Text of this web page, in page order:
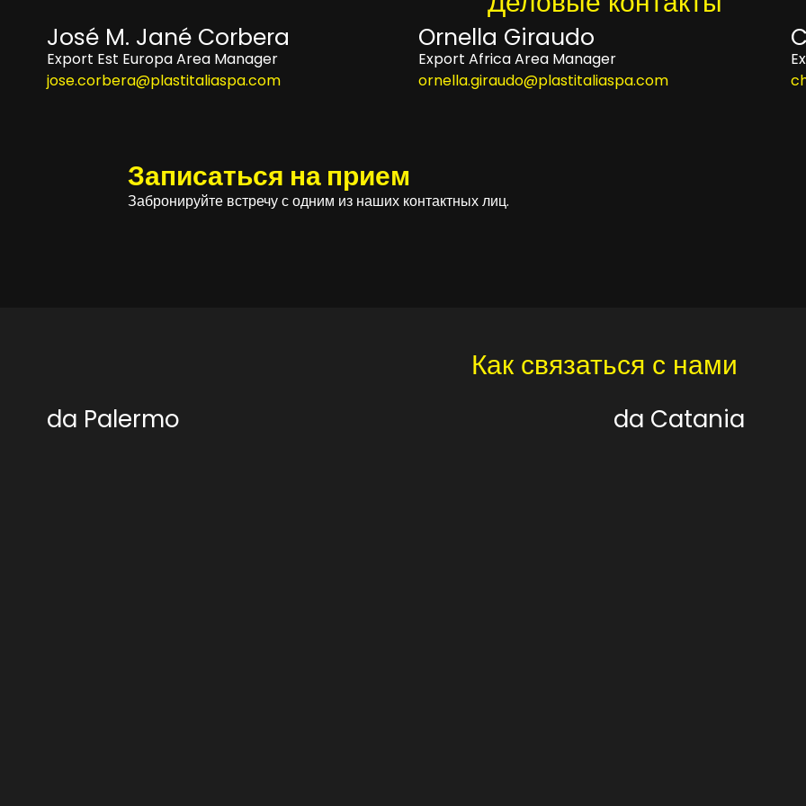
José M. Jané Corbera
Export Est Europa Area Manager
jose.corbera@plastitaliaspa.com
Ornella Giraudo
Export Africa Area Manager
ornella.giraudo@plastitaliaspa.com
Записаться на прием
Забронируйте встречу с одним из наших контактных лиц.
Как связаться с нами
da Palermo da Catania